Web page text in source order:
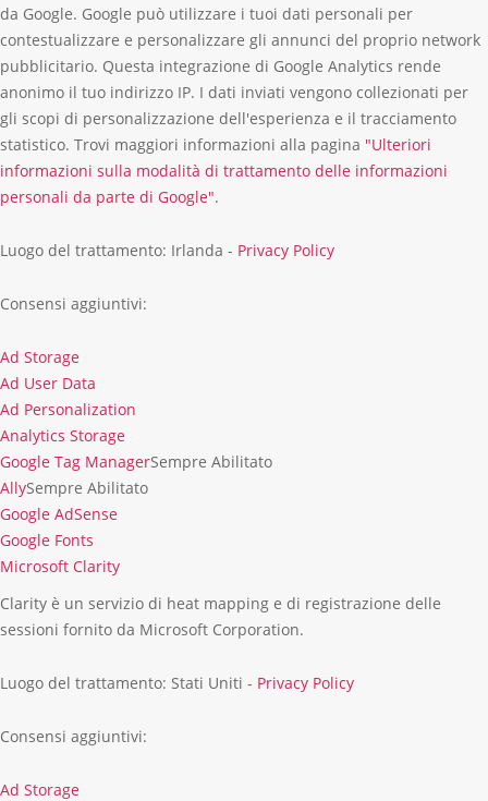
da Google. Google può utilizzare i tuoi dati personali per
contestualizzare e personalizzare gli annunci del proprio network
pubblicitario. Questa integrazione di Google Analytics rende
anonimo il tuo indirizzo IP. I dati inviati vengono collezionati per
gli scopi di personalizzazione dell'esperienza e il tracciamento
statistico. Trovi maggiori informazioni alla pagina "Ulteriori
informazioni sulla modalità di trattamento delle informazioni
personali da parte di Google".
Luogo del trattamento: Irlanda - Privacy Policy
Consensi aggiuntivi:
Ad Storage
Ad
Storage
Ad User Data
Ad
User
Data
Ad Personalization
Ad
Personalization
Analytics Storage
Analytics
Storage
Google Tag ManagerSempre Abilitato
AllySempre Abilitato
Google AdSense
Google
AdSense
Google Fonts
Google
Microsoft Clarity
Clarity
Clarity è un servizio di heat mapping e di registrazione delle
sessioni fornito da Microsoft Corporation.
Luogo del trattamento: Stati Uniti - Privacy Policy
Consensi aggiuntivi:
Ad Storage